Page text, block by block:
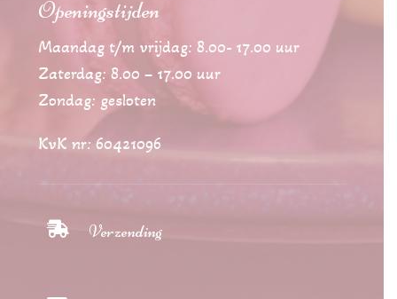
Openingstijden
Maandag t/m vrijdag: 8.00- 17.00 uur
Zaterdag: 8.00 – 17.00 uur
Zondag: gesloten
KvK nr: 60421096
 Verzending